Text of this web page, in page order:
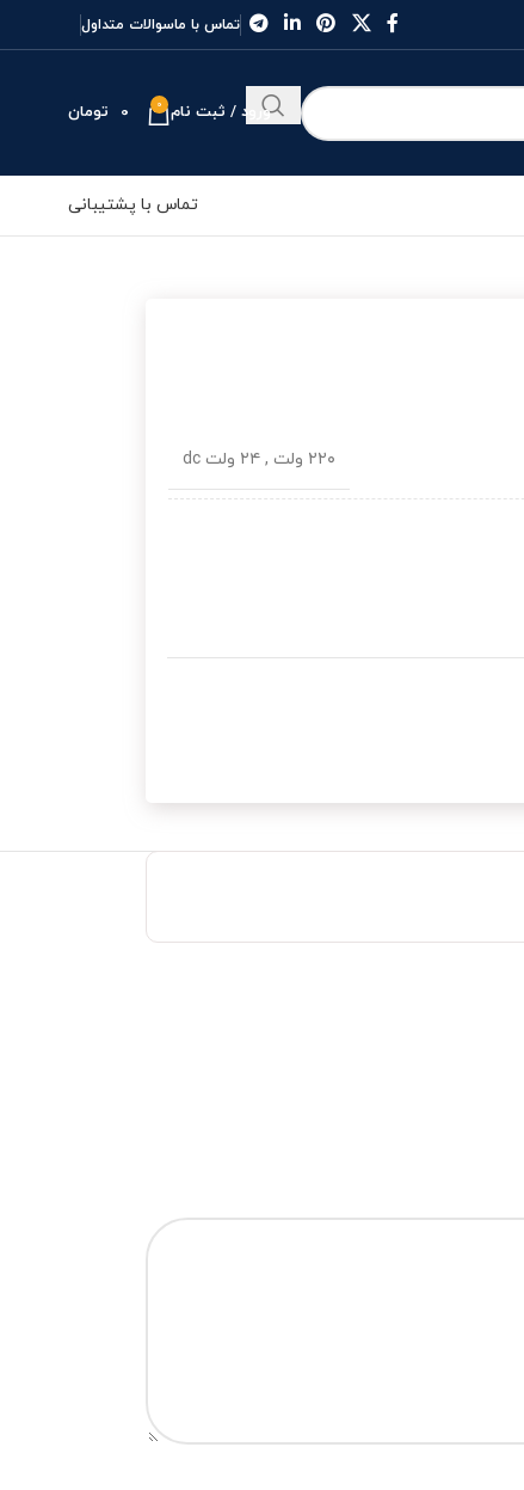
تماس با ماسوالات متداول
ورود / ثبت نام 0
0 تومان
تماس با پشتیبانی
۲۲۰ ولت ,۲۴ ولت dc